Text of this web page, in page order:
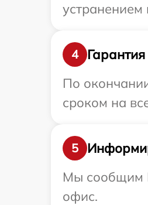
устранением
4
Гарантия
По
сроком на
5
Мы сообщим
офис.